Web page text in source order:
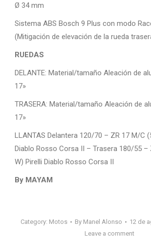
Ø 34 mm
Sistema ABS Bosch 9 Plus con modo
(Mitigación de elevación de la rueda
RUEDAS
DELANTE: Material/tamaño Aleación de
17»
TRASERA: Material/tamaño Aleación de
17»
LLANTAS Delantera 120/70 – ZR 17 M/C
Diablo Rosso Corsa II – Trasera 180/55 –
W) Pirelli Diablo Rosso Corsa II
By MAYAM
Category: Motos By Manel Alonso
12 de
Leave a comment